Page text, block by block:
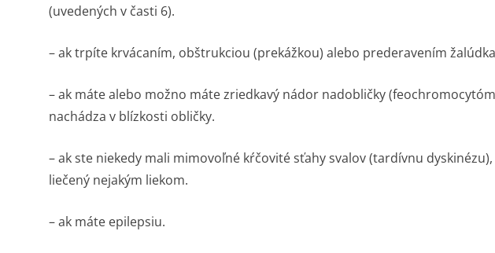
(uvedených v časti 6).
– ak trpíte krvácaním, obštrukciou (prekážkou) alebo prederavením
– ak máte alebo možno máte zriedkavý nádor nadobličky
nachádza v blízkosti obličky.
– ak ste niekedy mali mimovoľné kŕčovité sťahy svalov (tardívnu
liečený nejakým liekom.
– ak máte epilepsiu.